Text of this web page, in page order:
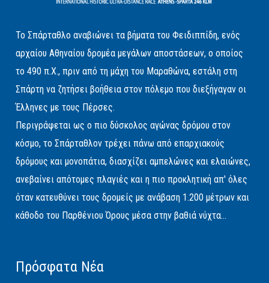
Το Σπάρταθλο αναβιώνει τα βήματα του Φειδιππίδη, ενός
αρχαίου Αθηναίου δρομέα μεγάλων αποστάσεων, ο οποίος
το 490 π.Χ., πριν από τη μάχη του Μαραθώνα, εστάλη στη
Σπάρτη να ζητήσει βοήθεια στον πόλεμο που διεξήγαγαν οι
Έλληνες με τους Πέρσες.
Περιγράφεται ως ο πιο δύσκολος αγώνας δρόμου στον
κόσμο, το Σπάρταθλον τρέχει πάνω από επαρχιακούς
δρόμους και μονοπάτια, διασχίζει αμπελώνες και ελαιώνες,
ανεβαίνει απότομες πλαγιές και η πιο προκλητική απ' όλες
όταν κατευθύνει τους δρομείς με ανάβαση 1.200 μέτρων και
κάθοδο του Παρθένιου Όρους μέσα στην βαθιά νύχτα...
Πρόσφατα Νέα